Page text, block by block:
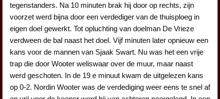
tegenstanders. Na 10 minuten brak hij door op rechts, zijn
voorzet werd bijna door een verdediger van de thuisploeg in
eigen doel gewerkt. Tot opluchting van doelman De Vrieze
verdween de bal naast het doel. Vijf minuten later opnieuw een
kans voor de mannen van Sjaak Swart. Nu was het een vrije
trap die door Wooter weliswaar over de muur, maar naast
werd geschoten. In de 19 e minuut kwam de uitgelezen kans
op 0-2. Nordin Wooter was de verdediging weer eens te snel af